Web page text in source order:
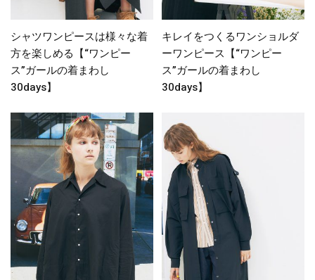
シャツワンピースは様々な着
方を楽しめる【“ワンピー
ス”ガールの着まわし
30days】
キレイをつくるワンショルダ
ーワンピース【“ワンピー
ス”ガールの着まわし
30days】